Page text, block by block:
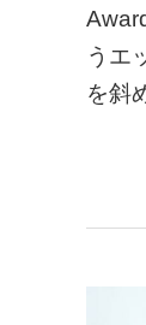
うエ
を斜